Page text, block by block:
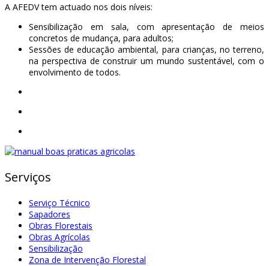
A AFEDV tem actuado nos dois níveis:
Sensibilização em sala, com apresentação de meios
concretos de mudança, para adultos;
Sessões de educação ambiental, para crianças, no terreno,
na perspectiva de construir um mundo sustentável, com o
envolvimento de todos.
Serviços
Serviço Técnico
Sapadores
Obras Florestais
Obras Agrícolas
Sensibilização
Zona de Intervenção Florestal